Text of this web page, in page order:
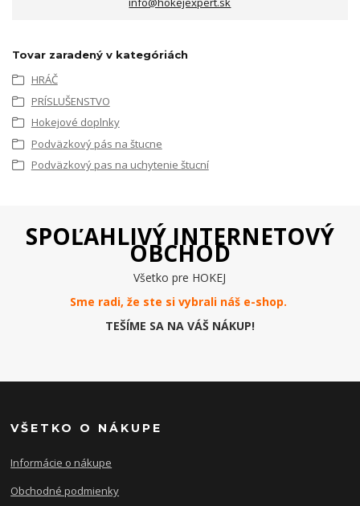
Tovar zaradený v kategóriách
HRÁČ
PRÍSLUŠENSTVO
Hokejové doplnky
Podväzkový pás na štucne
Podväzkový pas na uchytenie štucní
SPOĽAHLIVÝ INTERNETOVÝ
OBCHOD
Všetko pre HOKEJ
Sme radi, že ste si vybrali náš e-shop.
TEŠÍME SA NA VÁŠ NÁKUP!
VŠETKO O NÁKUPE
Informácie o nákupe
Obchodné podmienky